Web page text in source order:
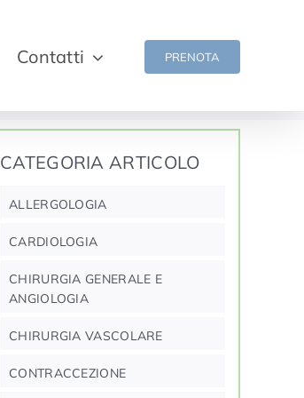
Contatti PRENOTA
CATEGORIA ARTICOLO
ALLERGOLOGIA
CARDIOLOGIA
CHIRURGIA GENERALE E
ANGIOLOGIA
CHIRURGIA VASCOLARE
CONTRACCEZIONE